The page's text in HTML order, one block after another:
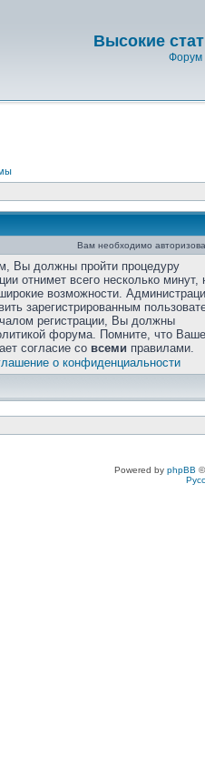
Высокие
Форум
Вам необходимо
Вы должны пройти процедуру
отнимет всего несколько минут,
возможности.
зарегистрированным
регистрации, Вы должны
форума. Помните, что Ваше
согласие со всеми правилами.
о конфиденциальности
Powered by phpBB